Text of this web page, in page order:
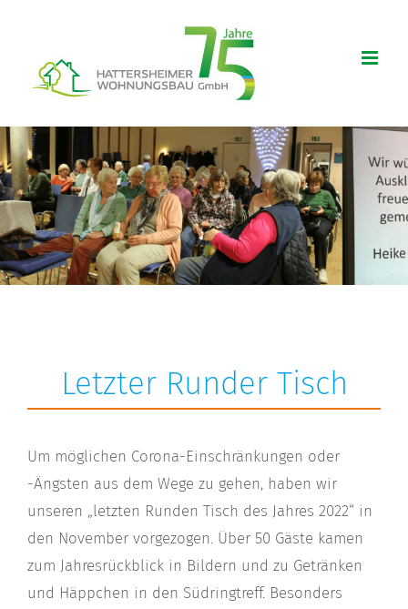
springen
Letzter Runder Tisch
Um möglichen Corona-Einschränkungen oder
-Ängsten aus dem Wege zu gehen, haben wir
unseren „letzten Runden Tisch des Jahres 2022“ in
den November vorgezogen. Über 50 Gäste kamen
zum Jahresrückblick in Bildern und zu Getränken
und Häppchen in den Südringtreff. Besonders